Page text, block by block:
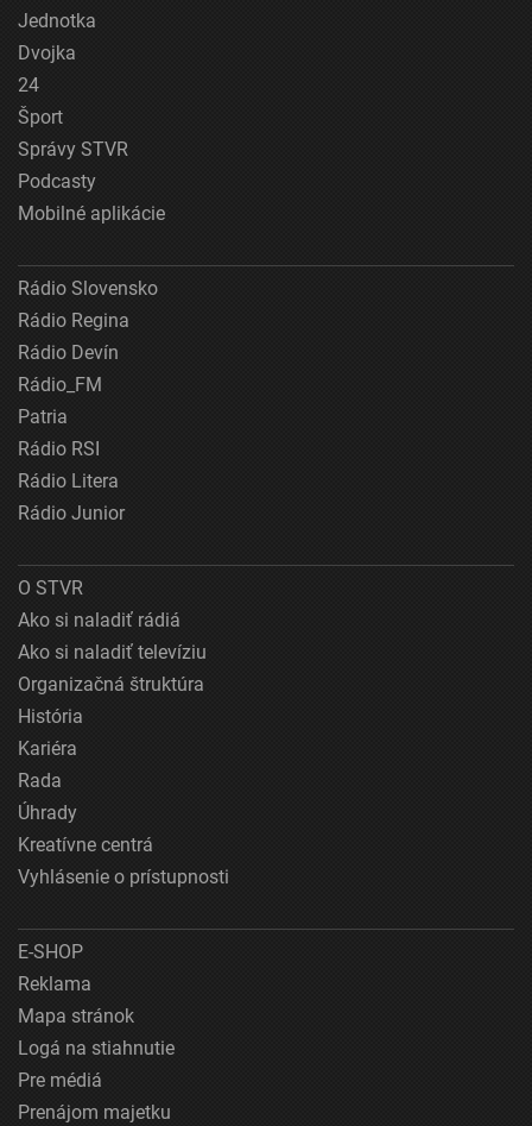
Jednotka
Dvojka
24
Šport
Správy STVR
Podcasty
Mobilné aplikácie
Rádio Slovensko
Rádio Regina
Rádio Devín
Rádio_FM
Patria
Rádio RSI
Rádio Litera
Rádio Junior
O STVR
Ako si naladiť rádiá
Ako si naladiť televíziu
Organizačná štruktúra
História
Kariéra
Rada
Úhrady
Kreatívne centrá
Vyhlásenie o prístupnosti
E-SHOP
Reklama
Mapa stránok
Logá na stiahnutie
Pre médiá
Prenájom majetku